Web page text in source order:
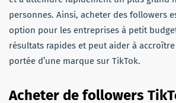
personnes. Ainsi, acheter des followers
option pour les entreprises à petit
résultats rapides et peut aider à
portée d’une marque sur TikTok.
Acheter de followers